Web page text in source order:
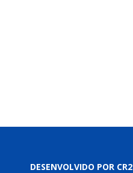
DESENVOLVIDO POR CR2